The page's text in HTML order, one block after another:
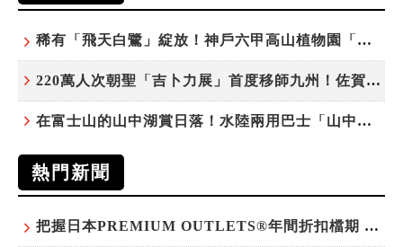
稀有「飛天白鷺」綻放！神戶六甲高山植物園「鷺草」珍貴現身
220萬人次朝聖「吉卜力展」首度移師九州！佐賀站早鳥平日套票8/10搶先開賣
在富士山的山中湖賞日落！水陸兩用巴士「山中湖的河馬」暑假加開夕陽班次
熱門新聞
把握日本PREMIUM OUTLETS®年間折扣檔期 越買越划算